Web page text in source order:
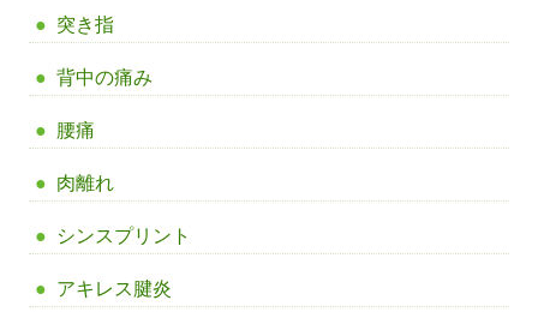
突き指
背中の痛み
腰痛
肉離れ
シンスプリント
アキレス腱炎